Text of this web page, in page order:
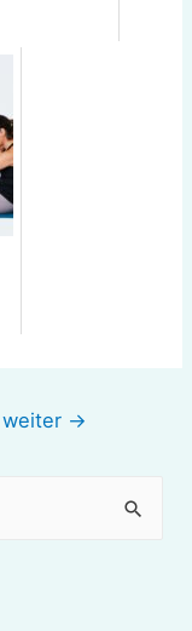
weiter →